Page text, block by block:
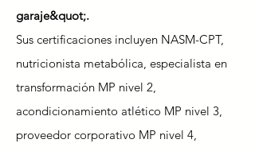
garaje&quot;.
Sus certificaciones incluyen NASM-CPT,
nutricionista metabólica, especialista en
transformación MP nivel 2,
acondicionamiento atlético MP nivel 3,
proveedor corporativo MP nivel 4,